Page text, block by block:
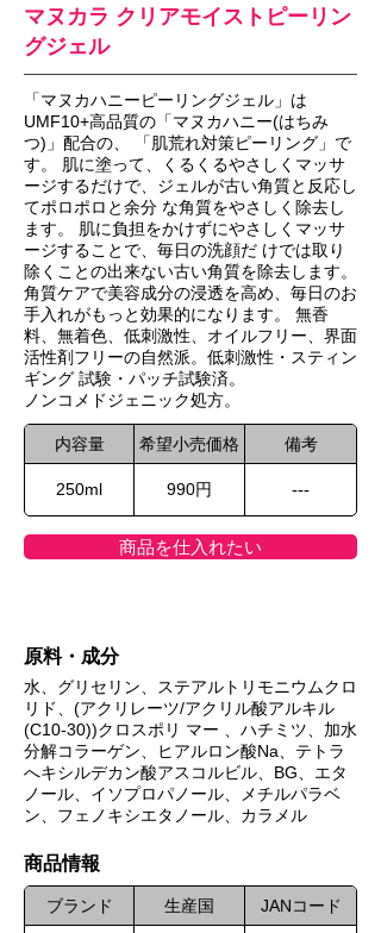
マヌカラ クリアモイストピーリン
グジェル
「マヌカハニーピーリングジェル」は
UMF10+高品質の「マヌカハニー(はちみ
つ)」配合の、 「肌荒れ対策ピーリング」で
す。 肌に塗って、くるくるやさしくマッサ
ージするだけで、ジェルが古い角質と反応し
てポロポロと余分 な角質をやさしく除去し
ます。 肌に負担をかけずにやさしくマッサ
ージすることで、毎日の洗顔だ けでは取り
除くことの出来ない古い角質を除去します。
角質ケアで美容成分の浸透を高め、毎日のお
手入れがもっと効果的になります。 無香
料、無着色、低刺激性、オイルフリー、界面
活性剤フリーの自然派。低刺激性・スティン
ギング 試験・パッチ試験済。
ノンコメドジェニック処方。
内容量 希望小売価格 備考
250ml 990円 ---
商品を仕入れたい
原料・成分
水、グリセリン、ステアルトリモニウムクロ
リド、(アクリレーツ/アクリル酸アルキル
(C10-30))クロスポリ マー 、ハチミツ、加水
分解コラーゲン、ヒアルロン酸Na、テトラ
へキシルデカン酸アスコルビル、BG、エタ
ノール、イソプロパノール、メチルパラベ
ン、フェノキシエタノール、カラメル
​商品情報
ブランド 生産国 JANコード